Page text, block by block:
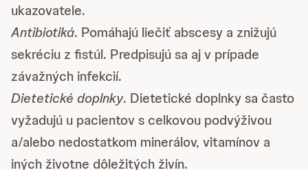
ukazovatele.
Antibiotiká. Pomáhajú liečiť abscesy a znižujú
sekréciu z fistúl. Predpisujú sa aj v prípade
závažných infekcií.
Dietetické doplnky. Dietetické doplnky sa často
vyžadujú u pacientov s celkovou podvýživou
a/alebo nedostatkom minerálov, vitamínov a
iných životne dôležitých živín.